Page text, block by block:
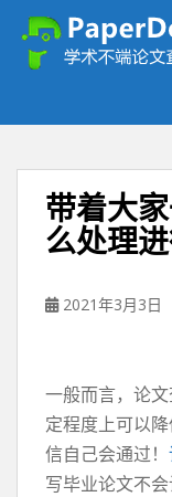
带着大
么处理
2021年3月3日
一般而言，论
定程度上可以
信自己会通过！
写毕业论文不